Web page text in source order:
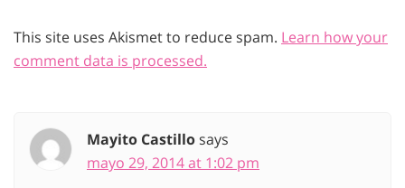
This site uses Akismet to reduce spam. Learn how your
comment data is processed.
Mayito Castillosays
mayo 29, 2014 at 1:02 pm